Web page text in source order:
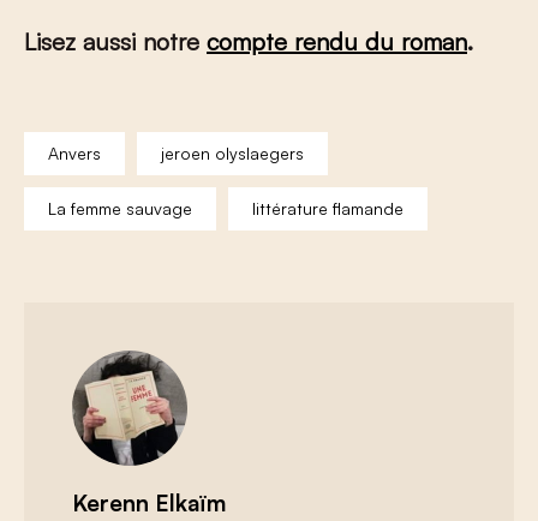
Lisez aussi notre compte rendu du roman.
Anvers jeroen olyslaegers
La femme sauvage littérature flamande
Kerenn Elkaïm